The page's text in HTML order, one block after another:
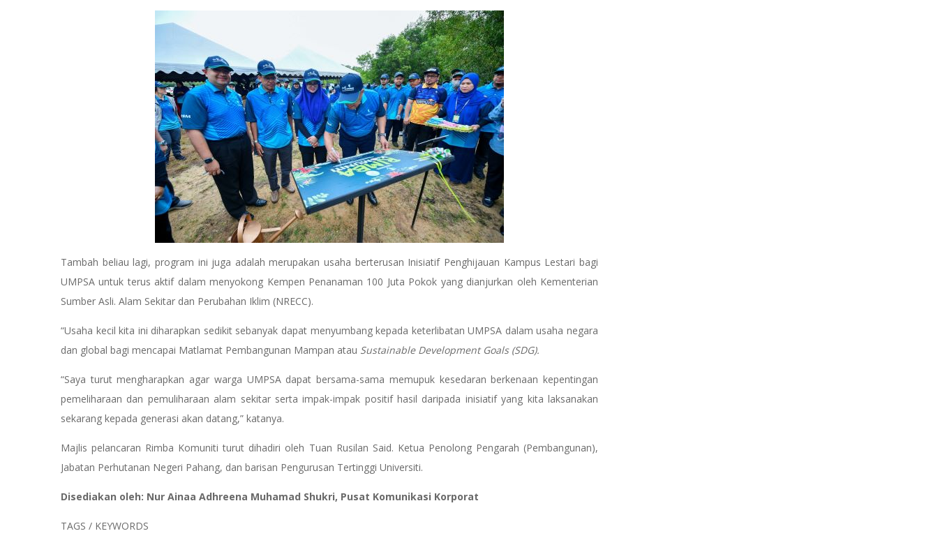
Tambah beliau lagi, program ini juga adalah merupakan usaha berterusan Inisiatif Penghijauan Kampus Lestari bagi
UMPSA untuk terus aktif dalam menyokong Kempen Penanaman 100 Juta Pokok yang dianjurkan oleh Kementerian
Sumber Asli. Alam Sekitar dan Perubahan Iklim (NRECC).
“Usaha kecil kita ini diharapkan sedikit sebanyak dapat menyumbang kepada keterlibatan UMPSA dalam usaha negara
dan global bagi mencapai Matlamat Pembangunan Mampan atau Sustainable Development Goals (SDG).
“Saya turut mengharapkan agar warga UMPSA dapat bersama-sama memupuk kesedaran berkenaan kepentingan
pemeliharaan dan pemuliharaan alam sekitar serta impak-impak positif hasil daripada inisiatif yang kita laksanakan
sekarang kepada generasi akan datang,” katanya.
Majlis pelancaran Rimba Komuniti turut dihadiri oleh Tuan Rusilan Said. Ketua Penolong Pengarah (Pembangunan),
Jabatan Perhutanan Negeri Pahang, dan barisan Pengurusan Tertinggi Universiti.
Disediakan oleh: Nur Ainaa Adhreena Muhamad Shukri, Pusat Komunikasi Korporat
TAGS / KEYWORDS